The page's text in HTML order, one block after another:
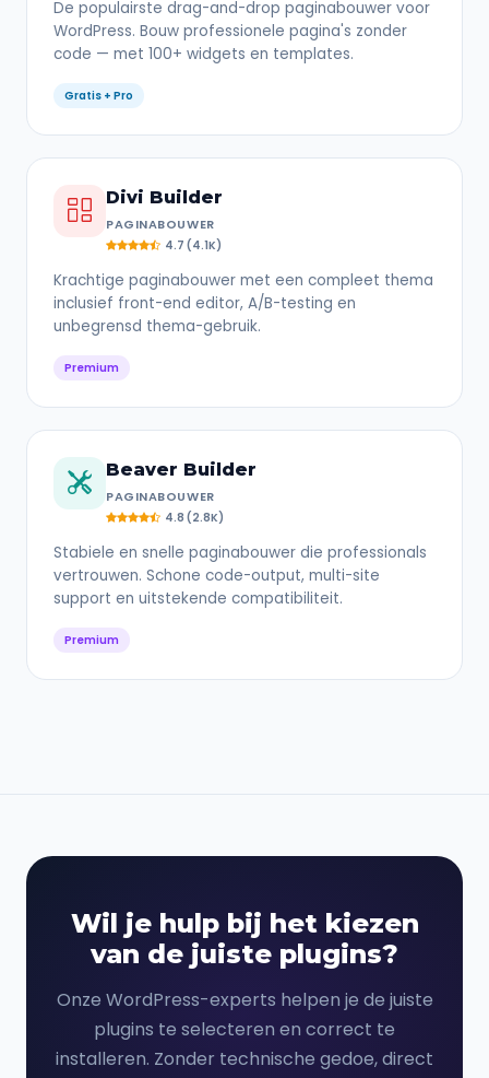
De populairste drag-and-drop paginabouwer voor
WordPress. Bouw professionele pagina's zonder
code — met 100+ widgets en templates.
Gratis + Pro
Divi Builder
PAGINABOUWER
4.7 (4.1K)
Krachtige paginabouwer met een compleet thema
inclusief front-end editor, A/B-testing en
unbegrensd thema-gebruik.
Premium
Beaver Builder
PAGINABOUWER
4.8 (2.8K)
Stabiele en snelle paginabouwer die professionals
vertrouwen. Schone code-output, multi-site
support en uitstekende compatibiliteit.
Premium
Wil je hulp bij het kiezen
van de juiste plugins?
Onze WordPress-experts helpen je de juiste
plugins te selecteren en correct te
installeren. Zonder technische gedoe, direct